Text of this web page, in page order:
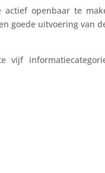
openbaar te
goede uitvoering
vijf